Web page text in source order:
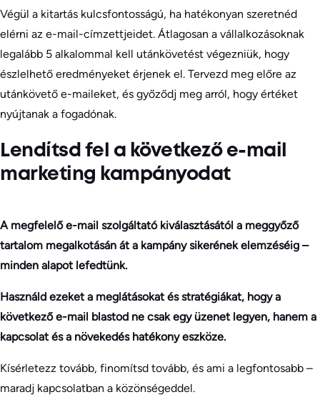
Végül a kitartás kulcsfontosságú, ha hatékonyan szeretnéd
elérni az e-mail-címzettjeidet. Átlagosan a vállalkozásoknak
legalább 5 alkalommal kell utánkövetést végezniük, hogy
észlelhető eredményeket érjenek el. Tervezd meg előre az
utánkövető e-maileket, és győződj meg arról, hogy értéket
nyújtanak a fogadónak.
Lendítsd fel a következő e-mail
marketing kampányodat
A megfelelő e-mail szolgáltató kiválasztásától a meggyőző
tartalom megalkotásán át a kampány sikerének elemzéséig –
minden alapot lefedtünk.
Használd ezeket a meglátásokat és stratégiákat, hogy a
következő e-mail blastod ne csak egy üzenet legyen, hanem a
kapcsolat és a növekedés hatékony eszköze.
Kísérletezz tovább, finomítsd tovább, és ami a legfontosabb –
maradj kapcsolatban a közönségeddel.